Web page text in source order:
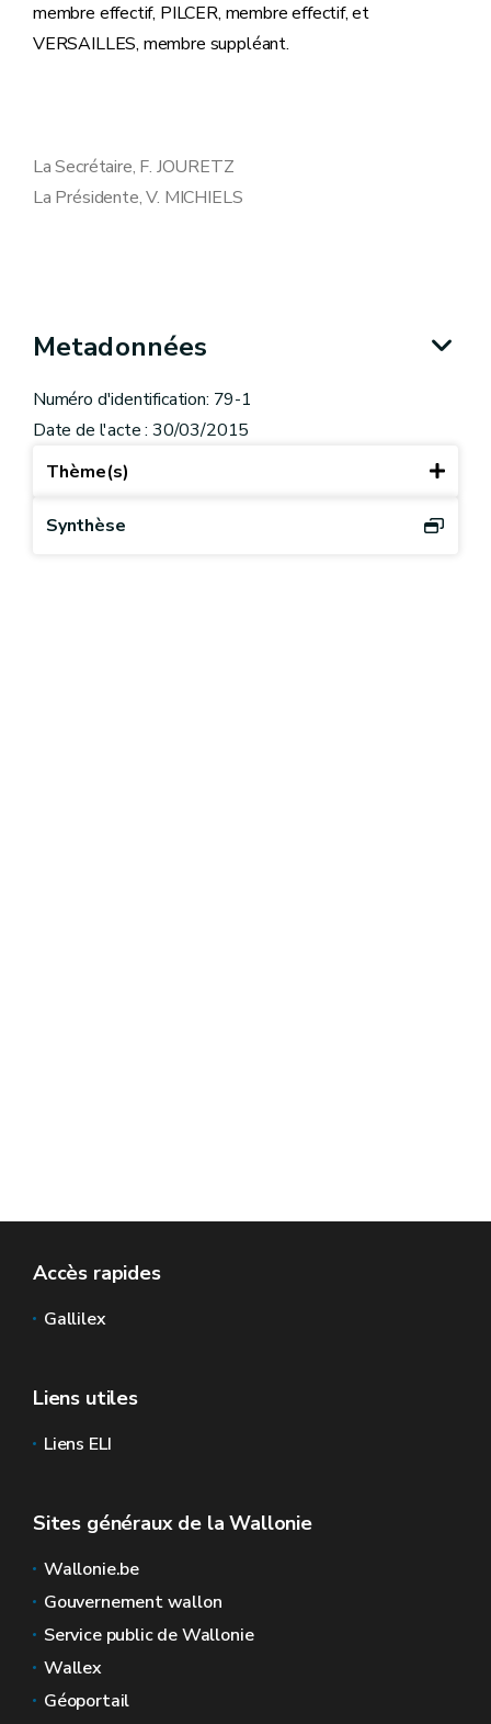
membre effectif, PILCER, membre effectif, et
VERSAILLES, membre suppléant.
La Secrétaire, F. JOURETZ
La Présidente, V. MICHIELS
Metadonnées
Numéro d'identification: 79-1
Date de l'acte : 30/03/2015
Thème(s)
Synthèse
Accès rapides
Gallilex
Liens utiles
Liens ELI
Sites généraux de la Wallonie
Wallonie.be
Gouvernement wallon
Service public de Wallonie
Wallex
Géoportail